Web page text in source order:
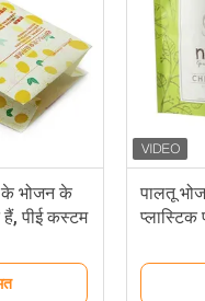
के भोजन के
पीई कस्टम
पालतू